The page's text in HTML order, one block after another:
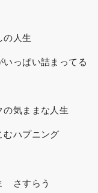
の人生
っぱい詰まってる
の気ままな人生
ハプニング
さすらう